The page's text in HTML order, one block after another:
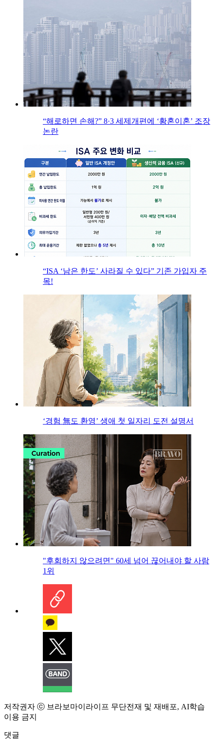
“해로하면 손해?” 8·3 세제개편에 ‘황혼이혼’ 조장
논란
“ISA ‘남은 한도’ 사라질 수 있다” 기존 가입자 주
목!
‘경험 無도 환영’ 생애 첫 일자리 도전 설명서
"후회하지 않으려면" 60세 넘어 끊어내야 할 사람
1위
저작권자 ⓒ 브라보마이라이프 무단전재 및 재배포, AI학습
이용 금지
댓글